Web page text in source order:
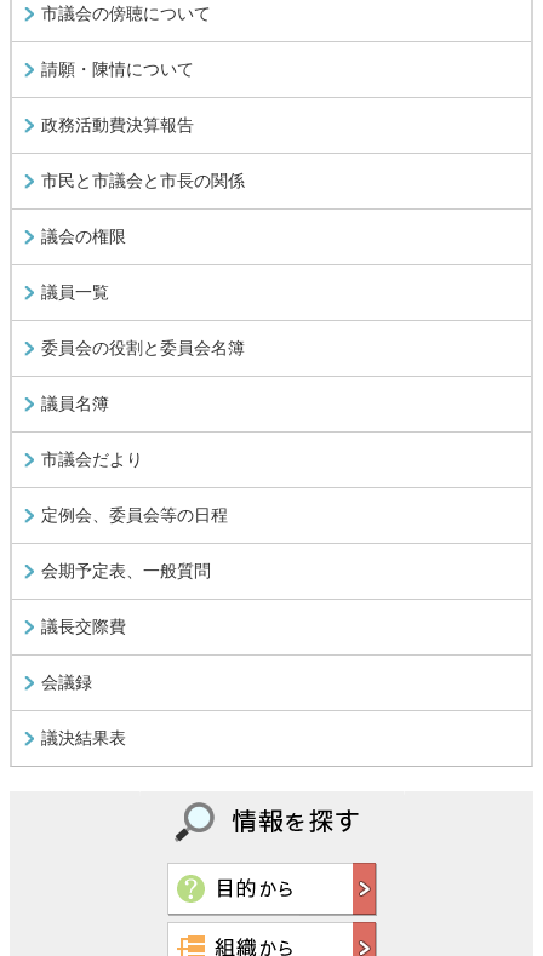
市議会の傍聴について
請願・陳情について
政務活動費決算報告
市民と市議会と市長の関係
議会の権限
議員一覧
委員会の役割と委員会名簿
議員名簿
市議会だより
定例会、委員会等の日程
会期予定表、一般質問
議長交際費
会議録
議決結果表